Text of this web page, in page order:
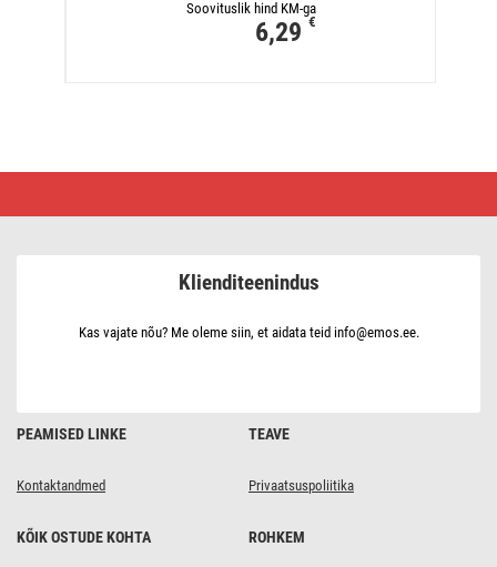
Soovituslik hind KM-ga
6,29 €
19
PEAMISED LINKE
Kontaktandmed
TEAVE
Privaatsuspoliitika
KÕIK OSTUDE KOHTA ROHKEM
Klienditeenindus
Kas vajate nõu? Me oleme siin, et aidata teid info@emos.ee.